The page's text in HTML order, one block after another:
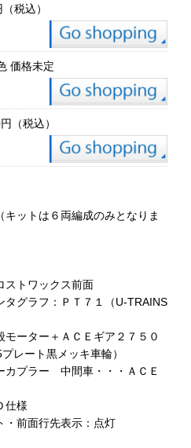
税込）
価格未定
（税込）
キットは６両編成のみとなりま
ストワックス前面
ラフ：ＰＴ７１（U-TRAINS
ーター＋ＡＣＥギア２７５０
レート黒メッキ車輪）
カプラー 中間車・・・ＡＣＥ
仕様
・前面行先表示：点灯